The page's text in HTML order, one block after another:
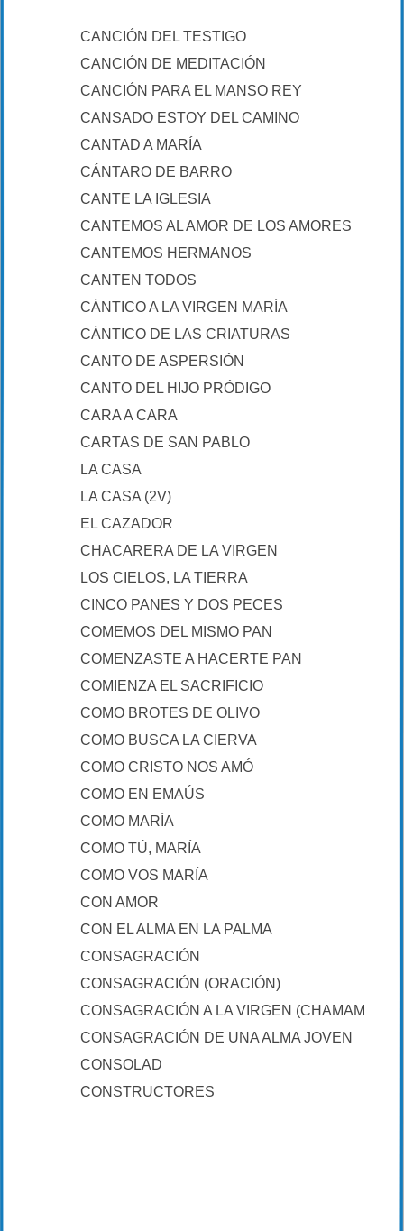
CANCIÓN DEL TESTIGO
CANCIÓN DE MEDITACIÓN
CANCIÓN PARA EL MANSO REY
CANSADO ESTOY DEL CAMINO
CANTAD A MARÍA
CÁNTARO DE BARRO
CANTE LA IGLESIA
CANTEMOS AL AMOR DE LOS AMORES
CANTEMOS HERMANOS
CANTEN TODOS
CÁNTICO A LA VIRGEN MARÍA
CÁNTICO DE LAS CRIATURAS
CANTO DE ASPERSIÓN
CANTO DEL HIJO PRÓDIGO
CARA A CARA
CARTAS DE SAN PABLO
LA CASA
LA CASA (2V)
EL CAZADOR
CHACARERA DE LA VIRGEN
LOS CIELOS, LA TIERRA
CINCO PANES Y DOS PECES
COMEMOS DEL MISMO PAN
COMENZASTE A HACERTE PAN
COMIENZA EL SACRIFICIO
COMO BROTES DE OLIVO
COMO BUSCA LA CIERVA
COMO CRISTO NOS AMÓ
COMO EN EMAÚS
COMO MARÍA
COMO TÚ, MARÍA
COMO VOS MARÍA
CON AMOR
CON EL ALMA EN LA PALMA
CONSAGRACIÓN
CONSAGRACIÓN (ORACIÓN)
CONSAGRACIÓN A LA VIRGEN (CHAMAMÉ)
CONSAGRACIÓN DE UNA ALMA JOVEN
CONSOLAD
CONSTRUCTORES